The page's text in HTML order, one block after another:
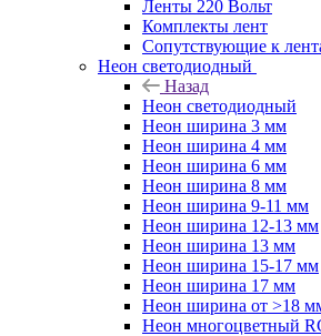
Ленты 220 Вольт
Комплекты лент
Сопутствующие к
Неон светодиодный
Назад
Неон светодиодный
Неон ширина 3 мм
Неон ширина 4 мм
Неон ширина 6 мм
Неон ширина 8 мм
Неон ширина 9-11 мм
Неон ширина 12-13 мм
Неон ширина 13 мм
Неон ширина 15-17 мм
Неон ширина 17 мм
Неон ширина от >18
Неон многоцветный